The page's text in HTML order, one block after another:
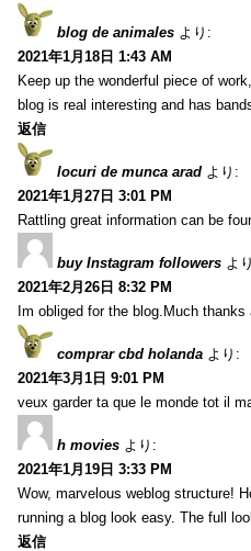
blog de animales より:
2021年1月18日 1:43 AM
Keep up the wonderful piece of
blog is real interesting and has
返信
locuri de munca arad より:
2021年1月27日 3:01 PM
Rattling great information can be
buy Instagram followers よ
2021年2月26日 8:32 PM
Im obliged for the blog.Much thanks
comprar cbd holanda より:
2021年3月1日 9:01 PM
veux garder ta que le monde tot il
h movies より:
2021年1月19日 3:33 PM
Wow, marvelous weblog structure!
running a blog look easy. The full
返信